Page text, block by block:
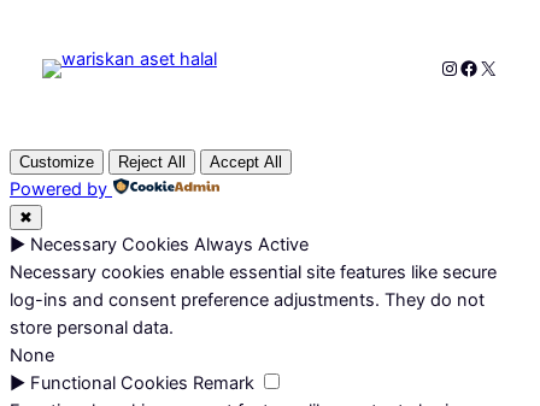
Instagram
X
Customize Reject All Accept All
Powered by
✖
► Necessary Cookies Always Active
Necessary cookies enable essential site features like secure
log-ins and consent preference adjustments. They do not
store personal data.
None
► Functional Cookies Remark